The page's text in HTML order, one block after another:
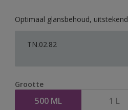
Optimaal glansbehoud,
TN.02.82
Grootte
500 ML 1 L